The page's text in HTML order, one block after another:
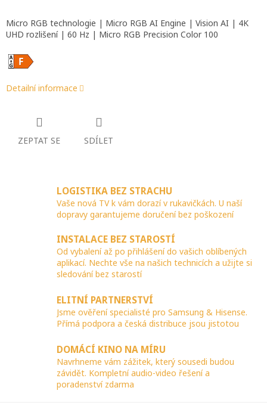
Micro RGB technologie | Micro RGB AI Engine | Vision AI | 4K
UHD rozlišení | 60 Hz | Micro RGB Precision Color 100
Detailní informace
ZEPTAT SE SDÍLET
LOGISTIKA BEZ STRACHU
Vaše nová TV k vám dorazí v rukavičkách. U naší
dopravy garantujeme doručení bez poškození
INSTALACE BEZ STAROSTÍ
Od vybalení až po přihlášení do vašich oblíbených
aplikací. Nechte vše na našich technicích a užijte si
sledování bez starostí
ELITNÍ PARTNERSTVÍ
Jsme ověření specialisté pro Samsung & Hisense.
Přímá podpora a česká distribuce jsou jistotou
DOMÁCÍ KINO NA MÍRU
Navrhneme vám zážitek, který sousedi budou
závidět. Kompletní audio-video řešení a
poradenství zdarma